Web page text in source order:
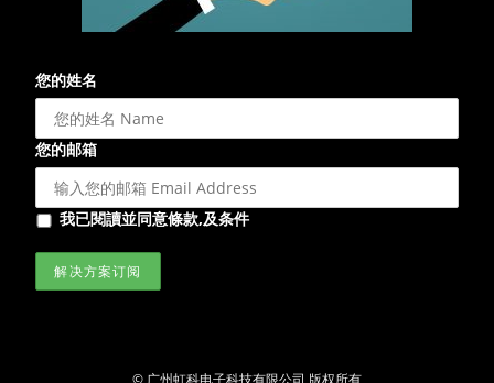
您的姓名
您的邮箱
我已閱讀並同意條款,及条件
© 广州虹科电子科技有限公司 版权所有